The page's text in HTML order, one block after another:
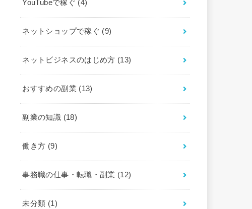
YouTubeで稼ぐ (4)
ネットショップで稼ぐ (9)
ネットビジネスのはじめ方 (13)
おすすめの副業 (13)
副業の知識 (18)
働き方 (9)
事務職の仕事・転職・副業 (12)
未分類 (1)